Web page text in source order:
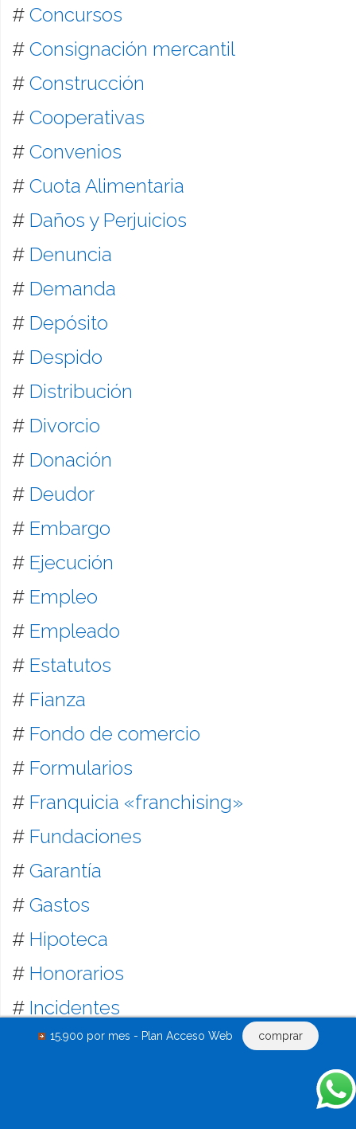
15.900 por mes - Plan Acceso Web comprar
# Concursos
# Consignación mercantil
# Construcción
# Cooperativas
# Convenios
# Cuota Alimentaria
# Daños y Perjuicios
# Denuncia
# Demanda
# Depósito
# Despido
# Distribución
# Divorcio
# Donación
# Deudor
# Embargo
# Ejecución
# Empleo
# Empleado
# Estatutos
# Fianza
# Fondo de comercio
# Formularios
# Franquicia «franchising»
# Fundaciones
# Garantía
# Gastos
# Hipoteca
# Honorarios
# Incidentes
Indemnización